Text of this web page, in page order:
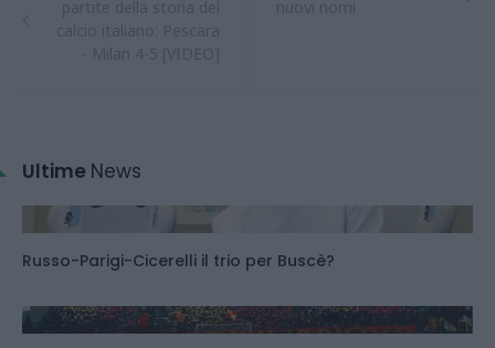
Ultime News
Russo-Parigi-Cicerelli il trio per Buscè?